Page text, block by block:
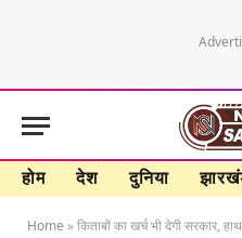
होम देश दुनिया
Home »किताबों का खर्च भी देगी सरकार, हाथ